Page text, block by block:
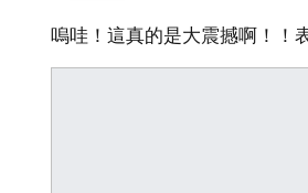
嗚哇！這真的是大震撼啊！！